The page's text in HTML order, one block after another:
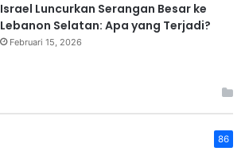
Israel Luncurkan Serangan Besar ke
Lebanon Selatan: Apa yang Terjadi?
Februari 15, 2026
86